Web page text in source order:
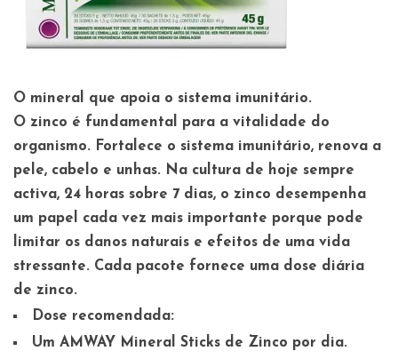
O mineral que apoia o sistema imunitário.
O zinco é fundamental para a vitalidade do
organismo. Fortalece o sistema imunitário, renova a
pele, cabelo e unhas. Na cultura de hoje sempre
activa, 24 horas sobre 7 dias, o zinco desempenha
um papel cada vez mais importante porque pode
limitar os danos naturais e efeitos de uma vida
stressante. Cada pacote fornece uma dose diária
de zinco.
Dose recomendada:
Um AMWAY Mineral Sticks de Zinco por dia.